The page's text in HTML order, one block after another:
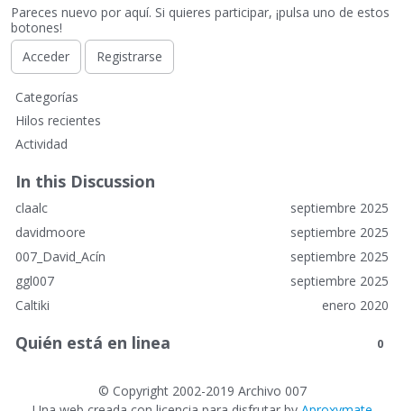
Pareces nuevo por aquí. Si quieres participar, ¡pulsa uno de estos
botones!
Acceder
Registrarse
E
n
a
c
e
s
r
á
d
o
s
Categorías
Hilos recientes
Actividad
In this Discussion
septiembre 2025
claalc
septiembre 2025
davidmoore
septiembre 2025
007_David_Acín
septiembre 2025
ggl007
enero 2020
Caltiki
Quién está en linea 0
© Copyright 2002-2019 Archivo 007